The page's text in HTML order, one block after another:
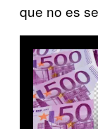
que no es